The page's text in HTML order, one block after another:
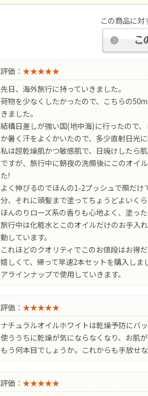
この商品に対
評価： ★★★★★
先日、海外旅行に持っていきました。
荷物を少なくしたかったので、こちらの
きました。
結構日差しが強い国(地中海)に行ったので
か暑く汗をよくかいたので、多少直射日光に
私は超乾燥肌かつ敏感肌で、日焼けしたら
ですが、旅行中に朝夜の洗顔後にこのオイ
た!
よく伸びるのでほんの1-2プッシュで顔だ
分、それに頭髪まで塗ってちょうどよいくら
ほんのりローズ系の香りも心地よく、塗っ
旅行中は化粧水とこのオイルだけのお手入
動しています。
これほどのクオリティでこのお値段はお得だ
嬉しくて、帰って早速2本セットを購入し
アラインナップで使用していきます。
評価： ★★★★★
ナチュラルオイルホワイトは乾燥予防にバッ
使ううちに乾燥が気にならなくなり、お肌
もう何本目でしょうか。これからも手放せ
評価： ★★★★★